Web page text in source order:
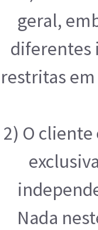
geral,
diferentes
restritas
2) O
Nada